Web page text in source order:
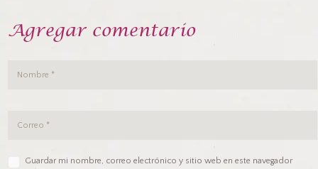
Agregar comentario
Guardar mi nombre, correo electrónico y sitio web en este navegador